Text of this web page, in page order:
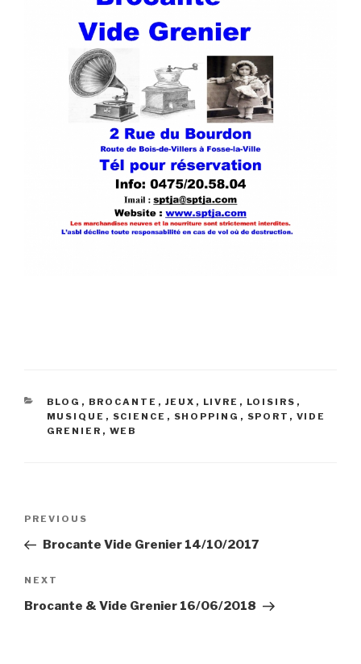
CATEGORIES
BLOG , BROCANTE , JEUX , LIVRE , LOISIRS ,
MUSIQUE , SCIENCE , SHOPPING , SPORT , VIDE
GRENIER , WEB
l’article
Previous
Post
PREVIOUS
Brocante Vide Grenier 14/10/2017
Next
Post
NEXT
Brocante & Vide Grenier 16/06/2018